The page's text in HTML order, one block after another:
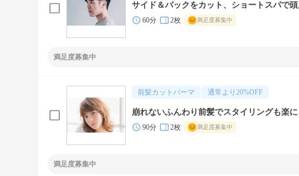
サイド＆バックをカット、ショートスパで頭
60分 2枚 満足度募集中
満足度募集中
前髪カットパーマ 通常より 20%OFF
崩れないふんわり前髪でスタイリングも楽
90分 2枚 満足度募集中
満足度募集中